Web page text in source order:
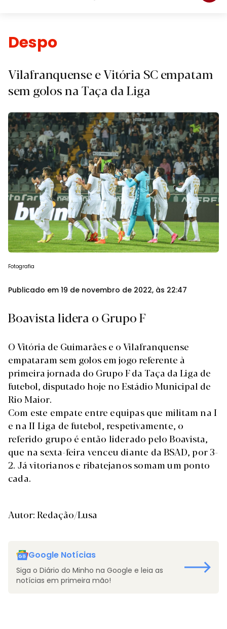
Desporto.
Vilafranquense e Vitória SC empatam
sem golos na Taça da Liga
Fotografia
Publicado em 19 de novembro de 2022, às 22:47
Boavista lidera o Grupo F
O Vitória de Guimarães e o Vilafranquense
empataram sem golos em jogo referente à
primeira jornada do Grupo F da Taça da Liga de
futebol, disputado hoje no Estádio Municipal de
Rio Maior.
Com este empate entre equipas que militam na I
e na II Liga de futebol, respetivamente, o
referido grupo é então liderado pelo Boavista,
que na sexta-feira venceu diante da BSAD, por 3-
2. Já vitorianos e ribatejanos somam um ponto
cada.
Autor: Redação/Lusa
Google Notícias
Siga o Diário do Minho na Google e leia as
notícias em primeira mão!